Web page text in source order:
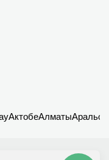
АктобеАлматыАральск